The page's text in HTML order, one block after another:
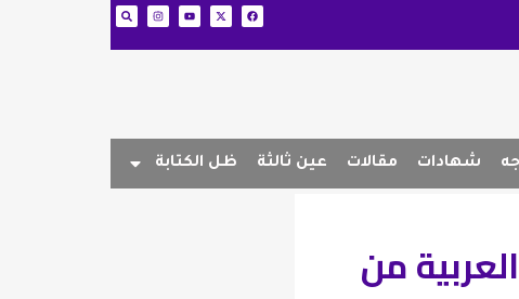
شهادات مقالات عين ثالثة ظل الكتابة
من